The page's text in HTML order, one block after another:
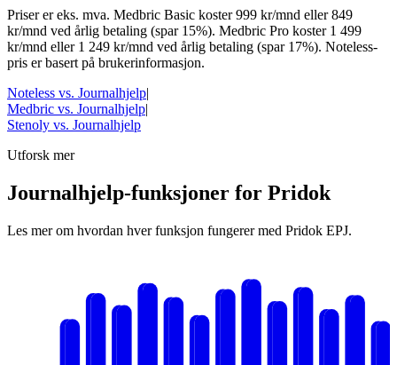
Priser er eks. mva. Medbric Basic koster 999 kr/mnd eller 849
kr/mnd ved årlig betaling (spar 15%). Medbric Pro koster 1 499
kr/mnd eller 1 249 kr/mnd ved årlig betaling (spar 17%). Noteless-
pris er basert på brukerinformasjon.
Noteless vs. Journalhjelp|
Medbric vs. Journalhjelp|
Stenoly vs. Journalhjelp
Utforsk mer
Journalhjelp-funksjoner for Pridok
Les mer om hvordan hver funksjon fungerer med Pridok EPJ.